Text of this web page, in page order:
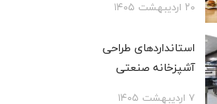
۲۰ اردیبهشت ۱۴۰۵
استانداردهای طراحی
آشپزخانه صنعتی
۷ اردیبهشت ۱۴۰۵